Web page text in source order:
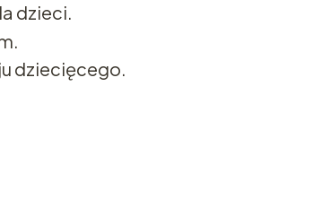
dzieci.
dziecięcego.